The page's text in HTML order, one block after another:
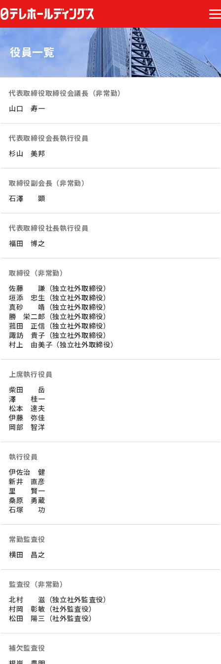
役員一覧
代表取締役取締役会議長（非常勤）
山口 寿一
代表取締役会長執行役員
杉山 美邦
取締役副会長（非常勤）
石澤 顕
代表取締役社長執行役員
福田 博之
取締役（非常勤）
佐藤 謙（独立社外取締役）
垣添 忠生（独立社外取締役）
真砂 靖（独立社外取締役）
勝 栄二郎（独立社外取締役）
菰田 正信（独立社外取締役）
諏訪 貴子（独立社外取締役）
村上 由美子（独立社外取締役）
上席執行役員
柴田 岳
澤 桂一
松本 達夫
伊藤 弥佳
岡部 智洋
執行役員
伊佐治 健
新井 直彦
里 賢一
桑原 勇蔵
石塚 功
常勤監査役
横田 昌之
監査役（非常勤）
北村 滋（独立社外監査役）
村岡 彰敏（社外監査役）
松田 陽三（社外監査役）
補欠監査役